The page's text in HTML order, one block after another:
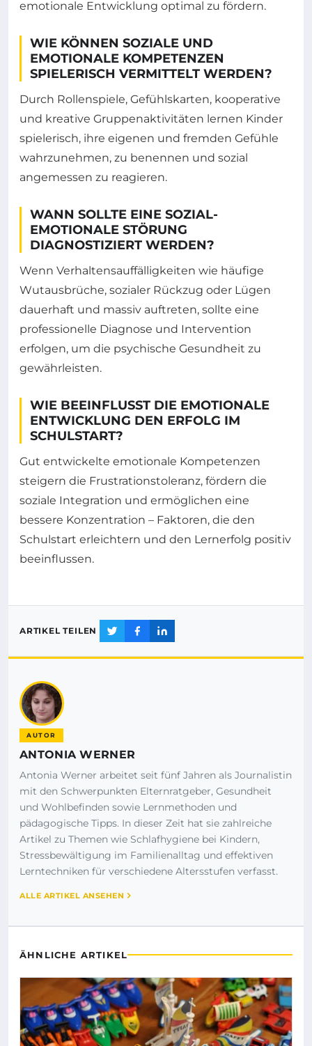
emotionale Entwicklung optimal zu fördern.
WIE KÖNNEN SOZIALE UND
EMOTIONALE KOMPETENZEN
SPIELERISCH VERMITTELT WERDEN?
Durch Rollenspiele, Gefühlskarten, kooperative
und kreative Gruppenaktivitäten lernen Kinder
spielerisch, ihre eigenen und fremden Gefühle
wahrzunehmen, zu benennen und sozial
angemessen zu reagieren.
WANN SOLLTE EINE SOZIAL-
EMOTIONALE STÖRUNG
DIAGNOSTIZIERT WERDEN?
Wenn Verhaltensauffälligkeiten wie häufige
Wutausbrüche, sozialer Rückzug oder Lügen
dauerhaft und massiv auftreten, sollte eine
professionelle Diagnose und Intervention
erfolgen, um die psychische Gesundheit zu
gewährleisten.
WIE BEEINFLUSST DIE EMOTIONALE
ENTWICKLUNG DEN ERFOLG IM
SCHULSTART?
Gut entwickelte emotionale Kompetenzen
steigern die Frustrationstoleranz, fördern die
soziale Integration und ermöglichen eine
bessere Konzentration – Faktoren, die den
Schulstart erleichtern und den Lernerfolg positiv
beeinflussen.
ARTIKEL TEILEN
AUTOR
ANTONIA WERNER
Antonia Werner arbeitet seit fünf Jahren als Journalistin
mit den Schwerpunkten Elternratgeber, Gesundheit
und Wohlbefinden sowie Lernmethoden und
pädagogische Tipps. In dieser Zeit hat sie zahlreiche
Artikel zu Themen wie Schlafhygiene bei Kindern,
Stressbewältigung im Familienalltag und effektiven
Lerntechniken für verschiedene Altersstufen verfasst.
ALLE ARTIKEL ANSEHEN
ÄHNLICHE ARTIKEL